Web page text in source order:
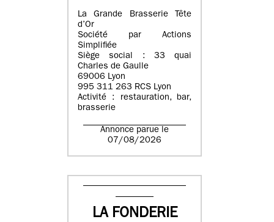
La Grande Brasserie Tête
d’Or
Société par Actions
Simplifiée
Siège social : 33 quai
Charles de Gaulle
69006 Lyon
995 311 263 RCS Lyon
Activité : restauration, bar,
brasserie
Annonce parue le
07/08/2026
LA FONDERIE